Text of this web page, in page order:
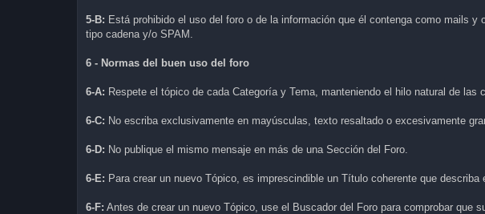
5-B: Está prohibido el uso del foro o de la información que él contenga como mails
tipo cadena y/o SPAM.
6 - Normas del buen uso del foro
6-A: Respete el tópico de cada Categoría y Tema, manteniendo el hilo natural de las
6-C: No escriba exclusivamente en mayúsculas, texto resaltado o excesivamente
6-D: No publique el mismo mensaje en más de una Sección del Foro.
6-E: Para crear un nuevo Tópico, es imprescindible un Título coherente que describa
6-F: Antes de crear un nuevo Tópico, use el Buscador del Foro para comprobar que